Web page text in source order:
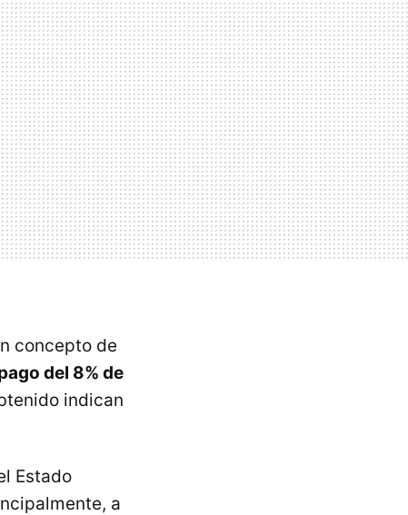
concepto de
del 8% de
indican
Estado
a